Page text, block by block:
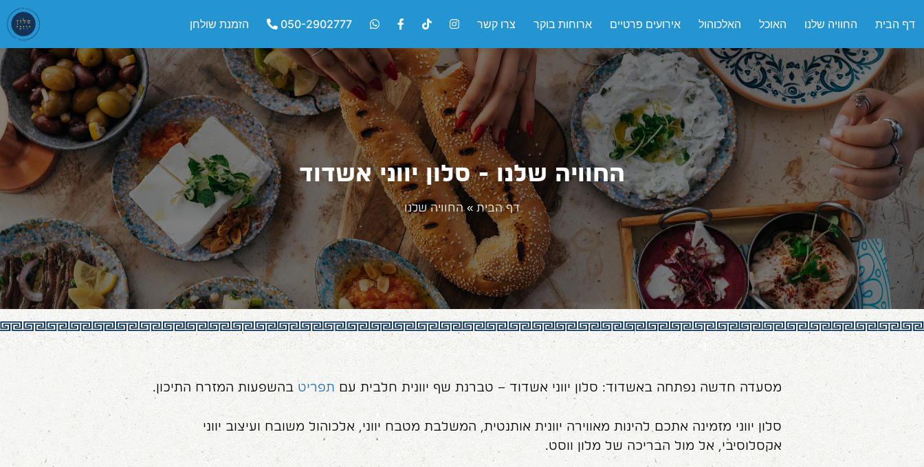
דף הבית החוויה שלנו האוכל האלכוהול אירועים פרטיים ארוחות בוקר צרו קשר 050-2902777 הזמנת שולחן
החוויה שלנו - סלון יווני אשדוד
דף הבית »החוויה שלנו
מסעדה חדשה נפתחה באשדוד: סלון יווני אשדוד – טברנת שף יוונית חלבית עם תפריט בהשפעות המזרח התיכון.
סלון יווני מזמינה אתכם להינות מאווירה יוונית אותנטית, המשלבת מטבח יווני, אלכוהול משובח ועיצוב יווני
אקסלוסיבי, אל מול הבריכה של מלון ווסט.